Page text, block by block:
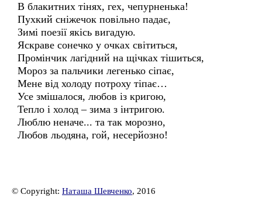
В блакитних тінях, гех, чепурненька!
Пухкий сніжечок повільно падає,
Зимі поезії якісь вигадую.
Яскраве сонечко у очках світиться,
Промінчик лагідний на щічках тішиться,
Мороз за пальчики легенько сіпає,
Мене від холоду потроху тіпає…
Усе змішалося, любов із кригою,
Тепло і холод – зима з інтригою.
Люблю неначе... та так морозно,
Любов льодяна, гой, несерйозно!
© Copyright: Наташа Шевченко, 2016